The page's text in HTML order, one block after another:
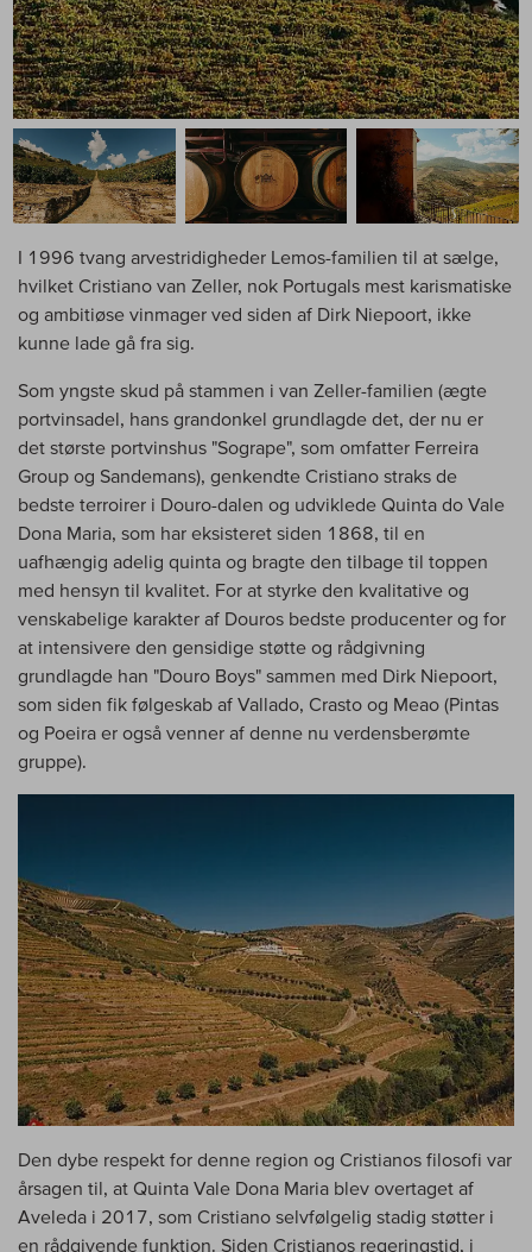
I 1996 tvang arvestridigheder Lemos-familien til at sælge,
hvilket Cristiano van Zeller, nok Portugals mest karismatiske
og ambitiøse vinmager ved siden af Dirk Niepoort, ikke
kunne lade gå fra sig.
Som yngste skud på stammen i van Zeller-familien (ægte
portvinsadel, hans grandonkel grundlagde det, der nu er
det største portvinshus "Sogrape", som omfatter Ferreira
Group og Sandemans), genkendte Cristiano straks de
bedste terroirer i Douro-dalen og udviklede Quinta do Vale
Dona Maria, som har eksisteret siden 1868, til en
uafhængig adelig quinta og bragte den tilbage til toppen
med hensyn til kvalitet. For at styrke den kvalitative og
venskabelige karakter af Douros bedste producenter og for
at intensivere den gensidige støtte og rådgivning
grundlagde han "Douro Boys" sammen med Dirk Niepoort,
som siden fik følgeskab af Vallado, Crasto og Meao (Pintas
og Poeira er også venner af denne nu verdensberømte
gruppe).
Den dybe respekt for denne region og Cristianos filosofi var
årsagen til, at Quinta Vale Dona Maria blev overtaget af
Aveleda i 2017, som Cristiano selvfølgelig stadig støtter i
en rådgivende funktion. Siden Cristianos regeringstid, i